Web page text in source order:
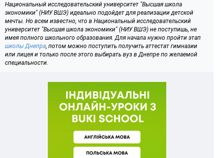
Национальный исследовательский университет "Высшая школа
экономики" (НИУ ВШЭ) идеально подойдет для реализации детской
мечты. Но всем известно, что в Национальный исследовательский
университет "Высшая школа экономики" (НИУ ВШЭ) не поступишь, не
имея полного школьного образования. Для начала нужно пройти этап
школы Днепра , потом можно поступить получить аттестат гимназии
или лицея и только после этого выбирать вуз в Днепре по желаемой
специальности.